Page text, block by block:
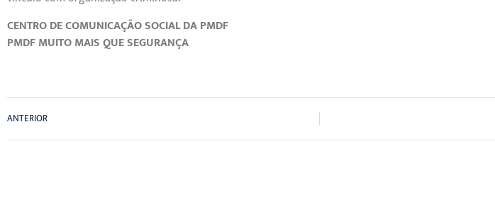
CENTRO DE COMUNICAÇÃO SOCIAL DA PMDF
PMDF MUITO MAIS QUE SEGURANÇA
ANTERIOR